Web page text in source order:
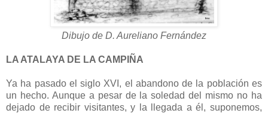
Dibujo de D. Aureliano Fernández
LA ATALAYA DE LA CAMPIÑA
Ya ha pasado el siglo XVI, el abandono de la población es
un hecho. Aunque a pesar de la soledad del mismo no ha
dejado de recibir visitantes, y la llegada a él, suponemos,